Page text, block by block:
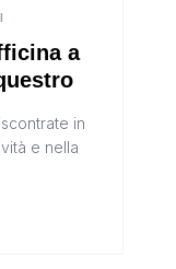
a
in
e nella